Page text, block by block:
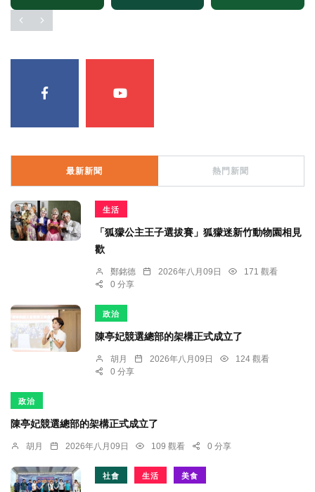
最新新聞 熱門新聞
生活
「狐獴公主王子選拔賽」狐獴迷新竹動物園相見
歡
鄭銘德 2026年八月09日
171 觀看
0 分享
政治
陳亭妃競選總部的架構正式成立了
胡月 2026年八月09日
124 觀看
0 分享
政治
陳亭妃競選總部的架構正式成立了
胡月 2026年八月09日 109 觀看 0 分享
社會 生活 美食